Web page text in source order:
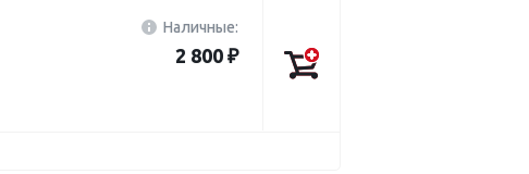
Наличные:
2 800 ₽